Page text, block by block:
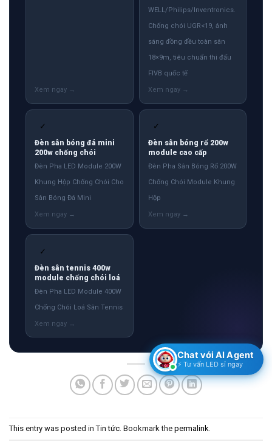
WELL/Philips/Inventronics.
Chống chói UGR<19, ánh
sáng đồng đều toàn sân
18×9m, tiêu chuẩn thi đấu
FIVB quốc tế
✓
Đèn sân bóng đá mini
200w chống chói
Đèn Pha LED Module 200W
Khung Hộp Chống Chói Cho
Sân Bóng Đá Mini
✓
Đèn sân bóng rổ 200w
module cao cấp
Đèn Pha Sân Bóng Rổ 200W
Chống Chói Module Khung
Hộp
✓
Đèn sân tennis 400w
module chống chói loá
Đèn Pha LED Module 400W
Chống Chói Loá Sân Tennis
This entry was posted inTin tức . Bookmark the permalink
Chat với AI Agent
⚡ Tư vấn LED sỉ ngay